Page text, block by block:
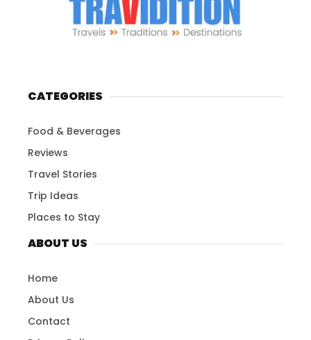
CATEGORIES
Food & Beverages
Reviews
Travel Stories
Trip Ideas
Places to Stay
ABOUT US
Home
About Us
Contact